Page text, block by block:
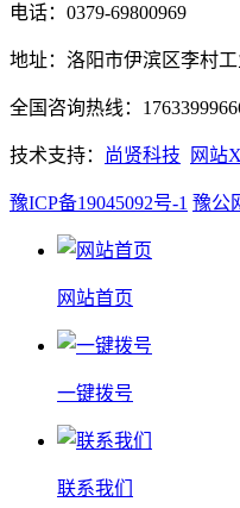
电话：0379-69800969
地址：洛阳市伊滨区李村工
全国咨询热线：
技术支持： 尚贤科技 网站
豫ICP备19045092号-1 豫公
网站首页
一键拨号
联系我们